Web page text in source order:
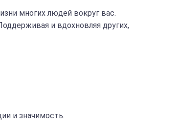
многих людей вокруг вас.
и вдохновляя других,
и значимость.